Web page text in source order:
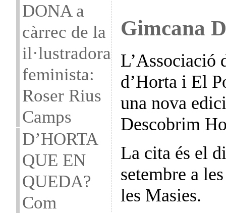
DONA a
càrrec de la
il·lustradora
feminista:
Roser Rius
Camps
D’HORTA
QUE EN
QUEDA?
Com
Gimcana
L’Associació
d’Horta i El
una nova
Descobrim
La cita és el
setembre a
les Masies.